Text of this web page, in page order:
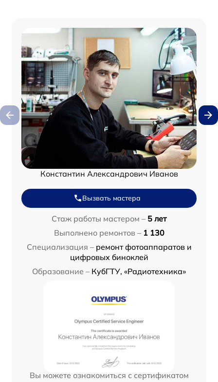
Константин Александрович Иванов
Вызвать мастера
Стаж работы мастером – 5 лет
Выполнено ремонтов – 1 130
Специализация – ремонт фотоаппаратов и
цифровых биноклей
Образование – КубГТУ, «Радиотехника»
Вы можете ознакомиться с сертификатом